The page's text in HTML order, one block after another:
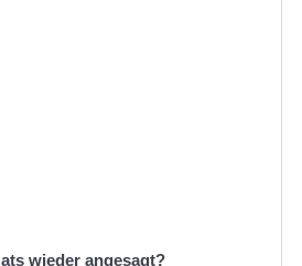
wieder angesagt?